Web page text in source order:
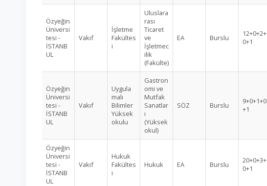
Özyeğin
Üniversi
tesi -
İSTANB
UL
Vakıf
İşletme
Fakültes
i
Uluslara
rası
Ticaret
ve
İşletmec
ilik
(Fakülte)
EA Burslu
12+0+2+
0+1
Özyeğin
Üniversi
tesi -
İSTANB
UL
Vakıf
Uygula
malı
Bilimler
Yüksek
okulu
Gastron
omi ve
Mutfak
Sanatlar
ı
(Yüksek
okul)
SÖZ Burslu
9+0+1+0
+1
Özyeğin
Üniversi
tesi -
İSTANB
UL
Vakıf
Hukuk
Fakültes
i
Hukuk EA Burslu
20+0+3+
0+1